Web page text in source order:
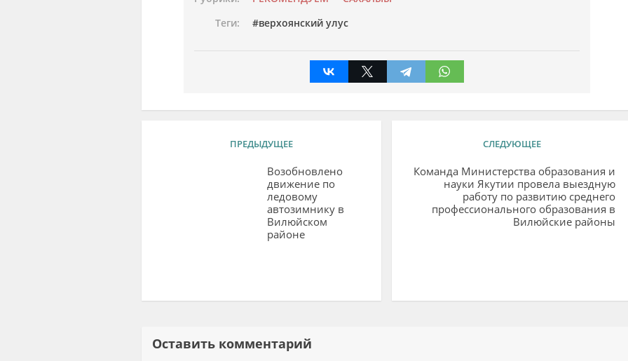
Теги:
верхоянский улус
ПРЕДЫДУЩЕЕ
Возобновлено
движение по
ледовому
автозимнику в
Вилюйском
районе
СЛЕДУЮЩЕЕ
Команда Министерства образования и
науки Якутии провела выездную
работу по развитию среднего
профессионального образования в
Вилюйские районы
Оставить комментарий